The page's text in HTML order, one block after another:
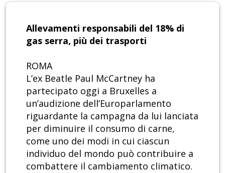
Allevamenti responsabili del 18% di
gas serra, più dei trasporti
ROMA
L’ex Beatle Paul McCartney ha
partecipato oggi a Bruxelles a
un’audizione dell’Europarlamento
riguardante la campagna da lui lanciata
per diminuire il consumo di carne,
come uno dei modi in cui ciascun
individuo del mondo può contribuire a
combattere il cambiamento climatico.